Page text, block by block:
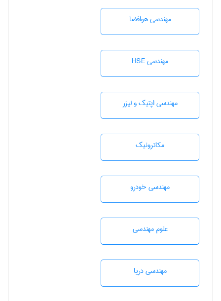
مهندسی هوافضا
مهندسی HSE
مهندسی اپتیک و لیزر
مکاترونیک
مهندسی خودرو
علوم مهندسی
مهندسی دریا